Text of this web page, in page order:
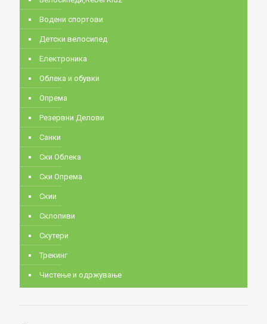
Водени спортови
Детски велосипед
Електроника
Облека и обувки
Опрема
Резервни Делови
Санки
Ски Облека
Ски Опрема
Скии
Склопиви
Скутери
Трекинг
Чистење и одржување